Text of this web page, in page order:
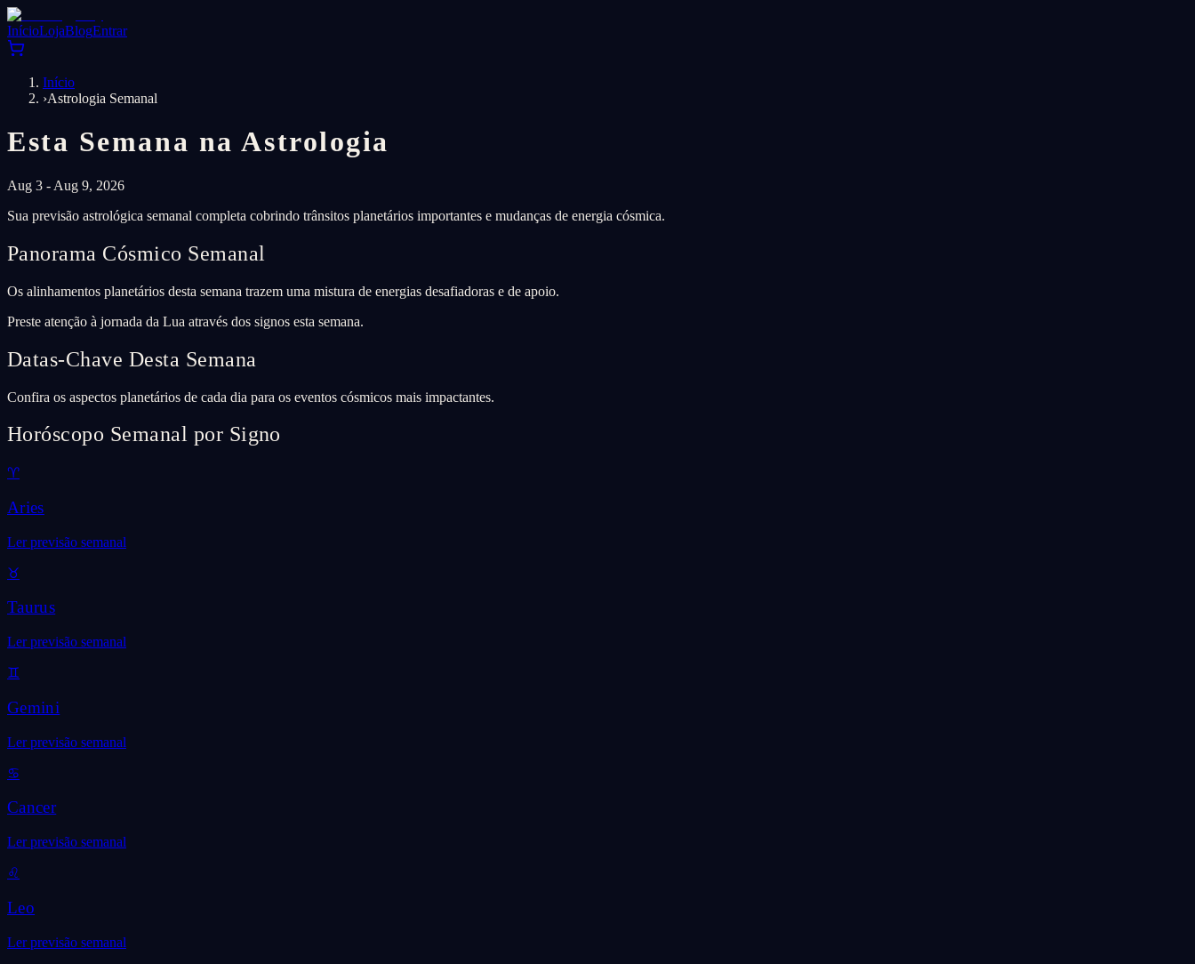
InícioLojaBlogEntrar
Início
›Astrologia Semanal
Esta Semana na Astrologia
Aug 3 - Aug 9, 2026
Sua previsão astrológica semanal completa cobrindo trânsitos planetários importantes e mudanças de energia cósmica.
Panorama Cósmico Semanal
Os alinhamentos planetários desta semana trazem uma mistura de energias desafiadoras e de apoio.
Preste atenção à jornada da Lua através dos signos esta semana.
Datas-Chave Desta Semana
Confira os aspectos planetários de cada dia para os eventos cósmicos mais impactantes.
Horóscopo Semanal por Signo
♈
Aries
Ler previsão semanal
♉
Taurus
Ler previsão semanal
♊
Gemini
Ler previsão semanal
♋
Cancer
Ler previsão semanal
♌
Leo
Ler previsão semanal